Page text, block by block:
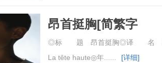
昂首挺胸[简繁字
幕
◎标 题 昂首挺胸◎译 名 暴风
La tête haute◎年......
[详细]